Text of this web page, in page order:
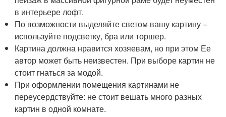
в интерьере лофт.
По возможности выделяйте светом вашу картину –
используйте подсветку, бра или торшер.
Картина должна нравится хозяевам, но при этом Ее
автор может быть неизвестен. При выборе картин не
стоит гнаться за модой.
При оформлении помещения картинами не
переусердствуйте: не стоит вешать много разных
картин в одной комнате.